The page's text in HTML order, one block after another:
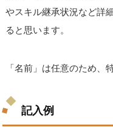
やスキル継承状況など詳
ると思います。
「名前」は任意のため、
記入例